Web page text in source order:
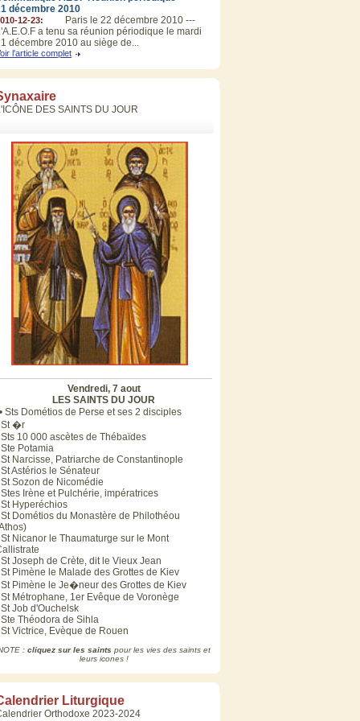
décembre 2010
12-23:
Paris le 22 décembre 2010 ---
a tenu sa réunion périodique le mardi
décembre 2010 au siège de...
l'article complet
DES SAINTS DU JOUR
Vendredi, 7 aout
LES SAINTS DU JOUR
• Sts Dométios de Perse et ses 2 disciples
St �r
Sts 10 000 ascètes de Thébaïdes
Ste Potamia
St Narcisse, Patriarche de Constantinople
St Astérios le Sénateur
St Sozon de Nicomédie
Stes Irène et Pulchérie, impératrices
St Hyperéchios
St Dométios du Monastère de Philothéou
St Nicanor le Thaumaturge sur le Mont
St Joseph de Crète, dit le Vieux Jean
St Pimène le Malade des Grottes de Kiev
St Pimène le Je�neur des Grottes de Kiev
St Métrophane, 1er Evêque de Voronège
St Job d'Ouchelsk
Ste Théodora de Sihla
St Victrice, Evèque de Rouen
: cliquez sur les saints pour les vies des saints et
leurs icones !
Liturgique
Orthodoxe 2023-2024